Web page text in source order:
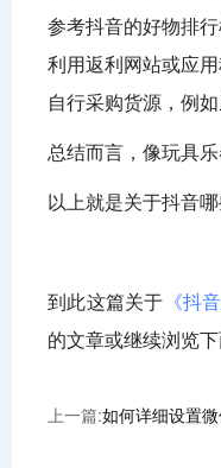
参考抖音的好物排
利用返利网站或应
自行采购货源，例
总结而言，像玩具
以上就是关于抖音
到此这篇关于 《抖
的文章或继续浏览
上一篇:如何详细设置